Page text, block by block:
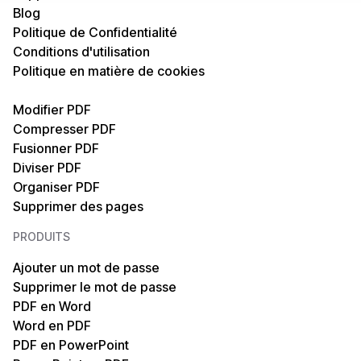
PDF en PNG
PDF en PPT
PDF en SVG
PDF en Texte
PDF en TIFF
PDF en XML
PDF en MOBI
PDF en Markdown
PNG en PDF
PPT en PDF
SVG en PDF
Texte en PDF
HTML en PDF
OCR pour PDF
XPS en PDF
XML en PDF
Modifier PDF
Compresser PDF
Fusionner PDF
Diviser PDF
Organiser PDF
Supprimer des pages
PRODUITS
Ajouter un mot de passe
Supprimer le mot de passe
PDF en Word
Word en PDF
PDF en PowerPoint
Blog
Politique de Confidentialité
Conditions d'utilisation
Politique en matière de cookies